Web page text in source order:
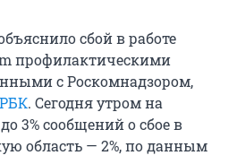
сбой в работе
профилактическими
с Роскомнадзором,
РБК. Сегодня утром на
3% сообщений о сбое в
область — 2%, по данным